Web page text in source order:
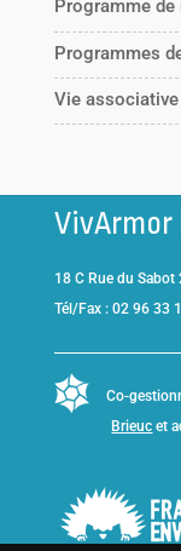
Programme
Programmes
Vie associative
VivArmor
18 C Rue du Sabot
Tél/Fax : 02 96 33
Co-
Brieuc et